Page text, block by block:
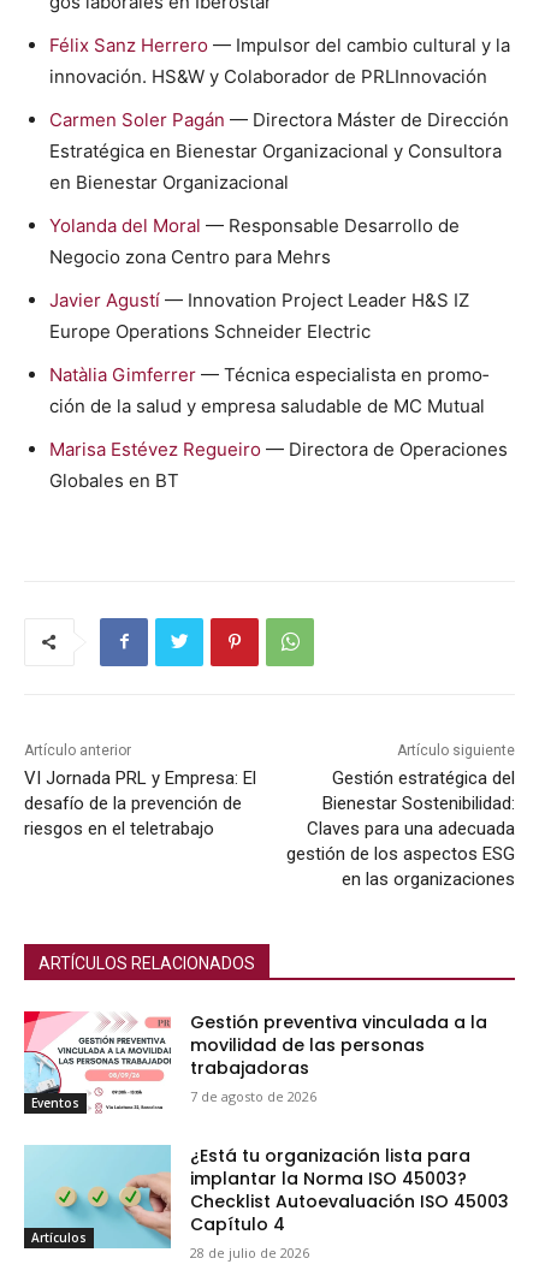
Félix Sanz Her­rero — Impul­sor del cam­bio cul­tur­al y la
inno­vación. HS&W y Colab­o­rador de PRLIn­no­vación
Car­men Sol­er Pagán — Direc­to­ra Máster de Direc­ción
Estratég­i­ca en Bien­es­tar Orga­ni­za­cional y Con­sul­to­ra
en Bien­es­tar Orga­ni­za­cional
Yolan­da del Moral — Respon­s­able Desar­rol­lo de
Nego­cio zona Cen­tro para Mehrs
Javier Agustí — Inno­va­tion Project Leader H&S IZ
Europe Oper­a­tions Schnei­der Elec­tric
Natàlia Gim­fer­rer — Téc­ni­ca espe­cial­ista en pro­mo­
ción de la salud y empre­sa salud­able de MC Mutu­al
Marisa Estévez Regueiro — Direc­to­ra de Opera­ciones
Glob­ales en BT
Artículo anterior
VI Jornada PRL y Empresa: El
desafío de la prevención de
riesgos en el teletrabajo
Artículo siguiente
Gestión estratégica del
Bienestar Sostenibilidad:
Claves para una adecuada
gestión de los aspectos ESG
en las organizaciones
ARTÍCULOS RELACIONADOS
Eventos
Gestión preventiva vinculada a la
movilidad de las personas
trabajadoras
7 de agosto de 2026
Artículos
¿Está tu organización lista para
implantar la Norma ISO 45003?
Checklist Autoevaluación ISO 45003
Capítulo 4
28 de julio de 2026